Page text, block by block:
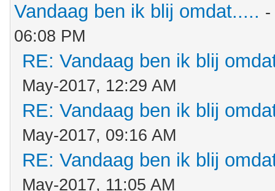
Vandaag ben ik blij omdat.....
06:08 PM
RE: Vandaag ben ik blij
May-2017, 12:29 AM
RE: Vandaag ben ik blij
May-2017, 09:16 AM
RE: Vandaag ben ik blij
May-2017, 11:05 AM